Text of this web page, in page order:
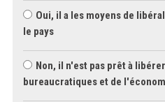
Oui, il a les moyens de
le pays
Non, il n'est pas prêt à
bureaucratiques et de